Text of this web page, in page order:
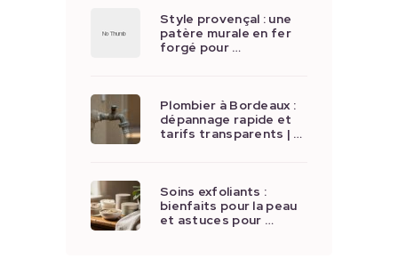
Style provençal : une
patère murale en fer
forgé pour …
Plombier à Bordeaux :
dépannage rapide et
tarifs transparents | …
Soins exfoliants :
bienfaits pour la peau
et astuces pour …